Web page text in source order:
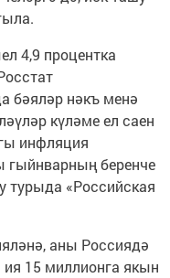
4,9 процентка
бәяләр нәкъ менә
күләме ел саен
инфляция
гыйнварның беренче
«Российская
аны Россиядә
15 миллионга якын